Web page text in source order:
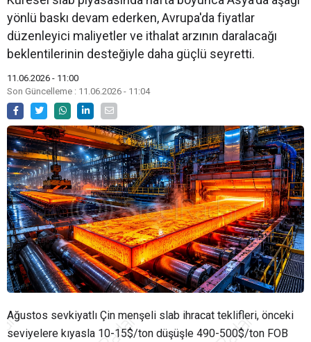
yönlü baskı devam ederken, Avrupa'da fiyatlar
düzenleyici maliyetler ve ithalat arzının daralacağı
beklentilerinin desteğiyle daha güçlü seyretti.
11.06.2026 - 11:00
Son Güncelleme : 11.06.2026 - 11:04
Ağustos sevkiyatlı Çin menşeli slab ihracat teklifleri, önceki
seviyelere kıyasla 10-15$/ton düşüşle 490-500$/ton FOB